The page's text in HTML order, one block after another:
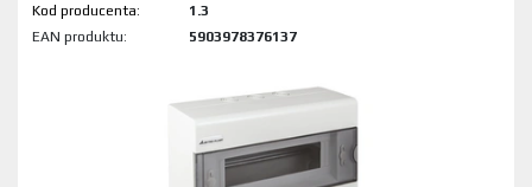
Kod produktu:
1.3
EAN produktu:
5903978376137